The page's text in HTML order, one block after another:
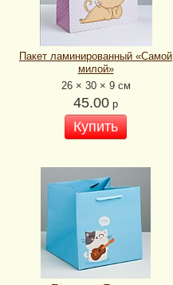
Пакет ламинированный «Самой
милой»
26 × 30 × 9 см
45.00 р
Купить